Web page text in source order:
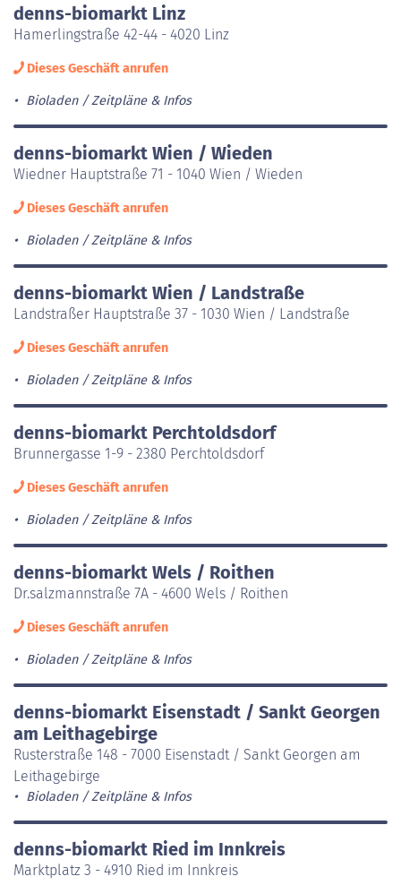
denns-biomarkt Linz
Hamerlingstraße 42-44 - 4020 Linz
Dieses Geschäft anrufen
Bioladen Zeitpläne & Infos
denns-biomarkt Wien / Wieden
Wiedner Hauptstraße 71 - 1040 Wien / Wieden
Dieses Geschäft anrufen
Bioladen Zeitpläne & Infos
denns-biomarkt Wien / Landstraße
Landstraßer Hauptstraße 37 - 1030 Wien / Landstraße
Dieses Geschäft anrufen
Bioladen Zeitpläne & Infos
denns-biomarkt Perchtoldsdorf
Brunnergasse 1-9 - 2380 Perchtoldsdorf
Dieses Geschäft anrufen
Bioladen Zeitpläne & Infos
denns-biomarkt Wels / Roithen
Dr.salzmannstraße 7A - 4600 Wels / Roithen
Dieses Geschäft anrufen
Bioladen Zeitpläne & Infos
denns-biomarkt Eisenstadt / Sankt Georgen
am Leithagebirge
Rusterstraße 148 - 7000 Eisenstadt / Sankt Georgen am
Leithagebirge
Bioladen Zeitpläne & Infos
denns-biomarkt Ried im Innkreis
Marktplatz 3 - 4910 Ried im Innkreis